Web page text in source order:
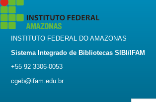
INSTITUTO FEDERAL DO AMAZONAS
Sistema Integrado de Bibliotecas SIBI/IFAM
+55 92 3306-0053
cgeb@ifam.edu.br